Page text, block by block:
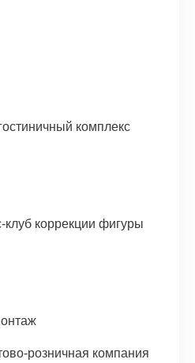
комплекс
клуб коррекции фигуры
розничная компания